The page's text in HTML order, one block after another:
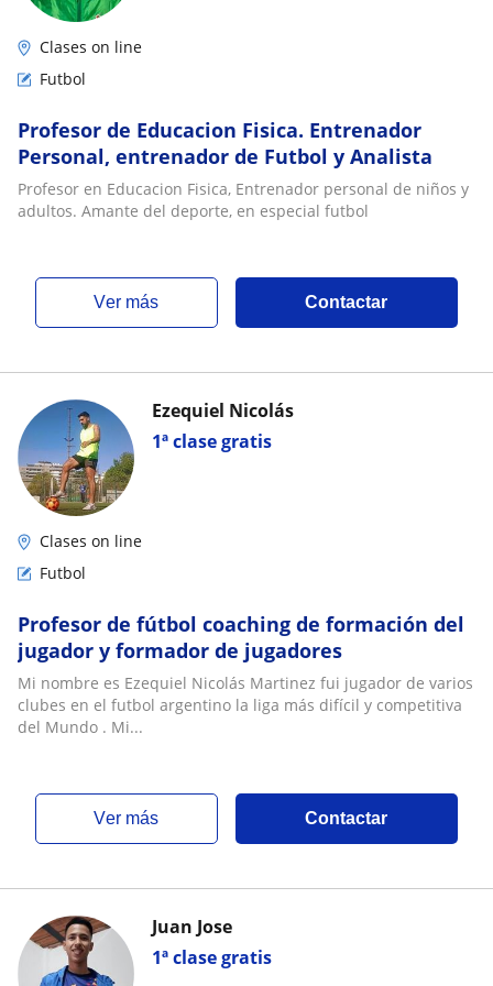
Clases on line
Futbol
Profesor de Educacion Fisica. Entrenador
Personal, entrenador de Futbol y Analista
Profesor en Educacion Fisica, Entrenador personal de niños y
adultos. Amante del deporte, en especial futbol
ver más Contactar
1ª clase gratis
Ezequiel Nicolás
Clases on line
Futbol
Profesor de fútbol coaching de formación del
jugador y formador de jugadores
Mi nombre es Ezequiel Nicolás Martinez fui jugador de varios
clubes en el futbol argentino la liga más difícil y competitiva
del Mundo . Mi...
ver más Contactar
1ª clase gratis
Juan Jose